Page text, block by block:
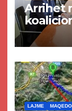
Arrihet
Kurtit
LAJME